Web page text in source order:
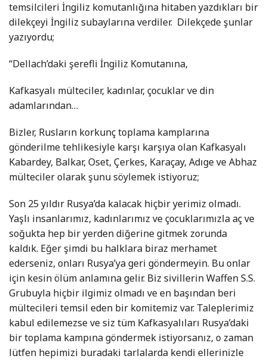
temsilcileri İngiliz komutanlığına hitaben yazdıkları bir
dilekçeyi İngiliz subaylarına verdiler. Dilekçede şunlar
yazıyordu;
“Dellach’daki şerefli İngiliz Komutanına,
Kafkasyalı mülteciler, kadınlar, çocuklar ve din
adamlarından…
Bizler, Rusların korkunç toplama kamplarına
gönderilme tehlikesiyle karşı karşıya olan Kafkasyalı
Kabardey, Balkar, Oset, Çerkes, Karaçay, Adıge ve Abhaz
mülteciler olarak şunu söylemek istiyoruz;
Son 25 yıldır Rusya’da kalacak hiçbir yerimiz olmadı.
Yaşlı insanlarımız, kadınlarımız ve çocuklarımızla aç ve
soğukta hep bir yerden diğerine gitmek zorunda
kaldık. Eğer şimdi bu halklara biraz merhamet
ederseniz, onları Rusya’ya geri göndermeyin. Bu onlar
için kesin ölüm anlamına gelir. Biz sivillerin Waffen S.S.
Grubuyla hiçbir ilgimiz olmadı ve en başından beri
mültecileri temsil eden bir komitemiz var. Taleplerimiz
kabul edilemezse ve siz tüm Kafkasyalıları Rusya’daki
bir toplama kampına göndermek istiyorsanız, o zaman
lütfen hepimizi buradaki tarlalarda kendi ellerinizle